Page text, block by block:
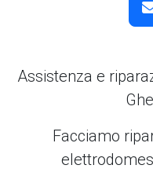
Assistenza e
Facciamo